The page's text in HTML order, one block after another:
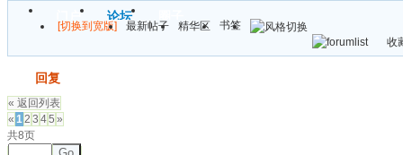
门户 论坛
[切换到宽版] 最新帖子 精华区
书签
收
回复
« 返回列表
« 12 3 45 »
共8页